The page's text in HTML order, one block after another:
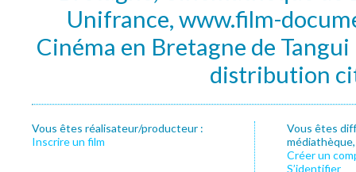
Unifrance, www.film-
Cinéma en Bretagne de
distribution
Vous êtes réalisateur/producteur :
Inscrire un film
Vous êtes
Créer un
S’identifier